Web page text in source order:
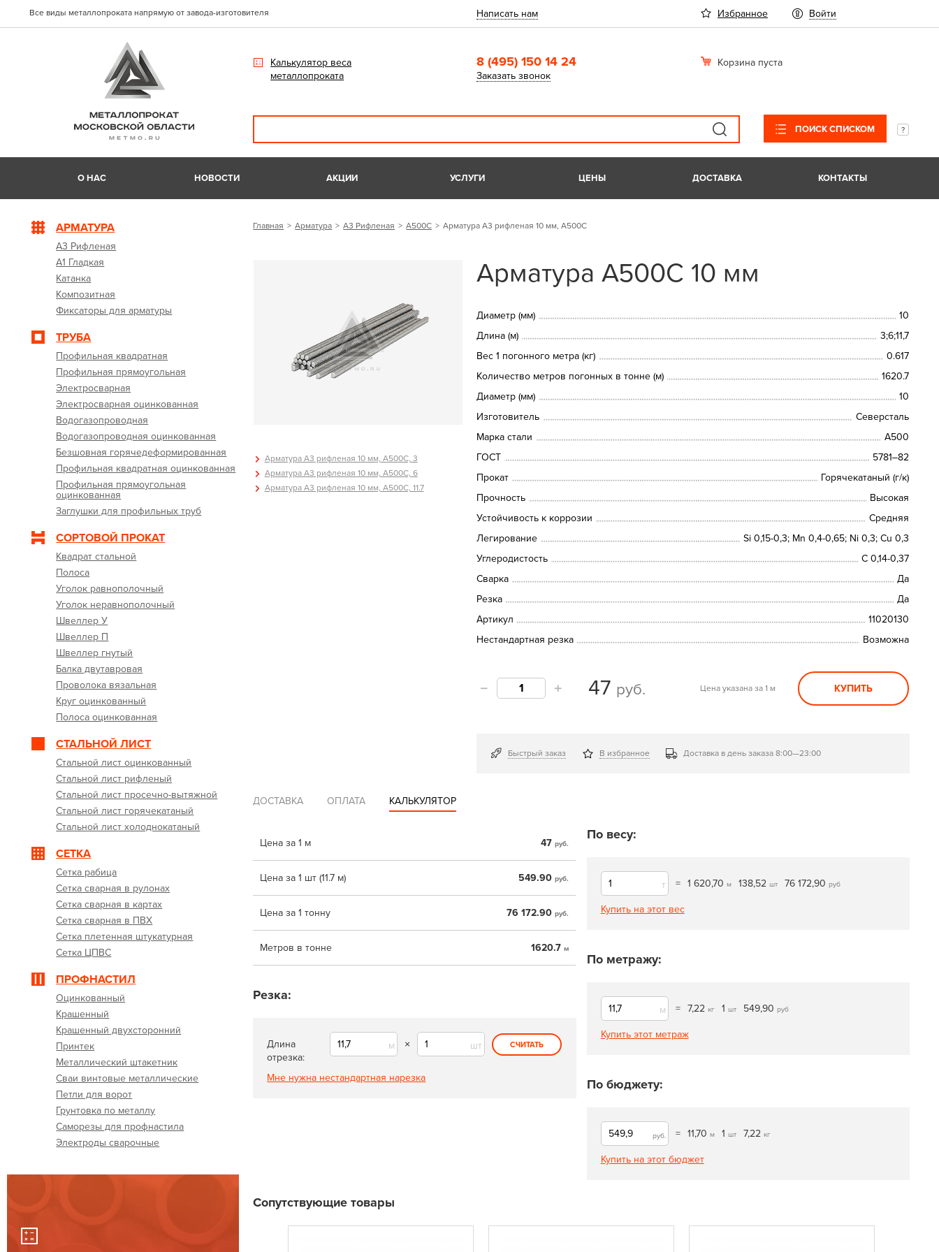
Все виды металлопроката напрямую от завода-изготовителя Написать нам Избранное Войти
Калькулятор веса
металлопроката
8 (495) 150 14 24
Заказать звонок
Корзина пуста
ПОИСК СПИСКОМ
О НАС НОВОСТИ АКЦИИ УСЛУГИ ЦЕНЫ ДОСТАВКА КОНТАКТЫ
АРМАТУРА
А3 Рифленая
А1 Гладкая
Катанка
Композитная
Фиксаторы для арматуры
ТРУБА
Профильная квадратная
Профильная прямоугольная
Электросварная
Электросварная оцинкованная
Водогазопроводная
Водогазопроводная оцинкованная
Безшовная горячедеформированная
Профильная квадратная оцинкованная
Профильная прямоугольная
оцинкованная
Заглушки для профильных труб
СОРТОВОЙ ПРОКАТ
Квадрат стальной
Полоса
Уголок равнополочный
Уголок неравнополочный
Швеллер У
Швеллер П
Швеллер гнутый
Балка двутавровая
Проволока вязальная
Круг оцинкованный
Полоса оцинкованная
СТАЛЬНОЙ ЛИСТ
Стальной лист оцинкованный
Стальной лист рифленый
Стальной лист просечно-вытяжной
Стальной лист горячекатаный
Стальной лист холоднокатаный
СЕТКА
Сетка рабица
Сетка сварная в рулонах
Сетка сварная в картах
Сетка сварная в ПВХ
Сетка плетенная штукатурная
Сетка ЦПВС
ПРОФНАСТИЛ
Оцинкованный
Крашенный
Крашенный двухсторонний
Принтек
Металлический штакетник
Сваи винтовые металлические
Петли для ворот
Грунтовка по металлу
Саморезы для профнастила
Электроды сварочные
Главная Арматура А3 Рифленая А500С Арматура А3 рифленая 10 мм, А500С
Арматура А3 рифленая 10 мм, А500С, 3
Арматура А3 рифленая 10 мм, А500С, 6
Арматура А3 рифленая 10 мм, А500С, 11.7
Арматура А500С 10 мм
Диаметр (мм)
10
Длина (м)
3;6;11,7
Вес 1 погонного метра (кг)
0.617
Количество метров погонных в тонне (м)
1620.7
Диаметр (мм)
10
Изготовитель
Северсталь
Марка стали
А500
ГОСТ
5781‒82
Прокат
Горячекатаный (г/к)
Прочность
Высокая
Устойчивость к коррозии
Средняя
Легирование
Si 0,15-0,3; Mn 0,4-0,65; Ni 0,3; Cu 0,3
Углеродистость
С 0,14-0,37
Сварка
Да
Резка
Да
Артикул
11020130
Нестандартная резка
Возможна
47 руб. Цена указана за 1 м КУПИТЬ
Быстрый заказ В избранное Доставка в день заказа 8:00—23:00
ДОСТАВКА ОПЛАТА КАЛЬКУЛЯТОР
Цена за 1 м 47руб.
Цена за 1 шт (11.7 м) 549.90руб.
Цена за 1 тонну 76 172.90руб.
Метров в тонне 1620.7м
Резка:
Длина
отрезка:
м × шт СЧИТАТЬ
Мне нужна нестандартная нарезка
По весу:
т = 1 620,70 м 138,52 шт 76 172,90 руб
Купить на этот вес
По метражу:
м = 7,22 кг 1 шт 549,90 руб
Купить этот метраж
По бюджету:
руб. = 11,70 м 1 шт 7,22 кг
Купить на этот бюджет
Сопутствующие товары